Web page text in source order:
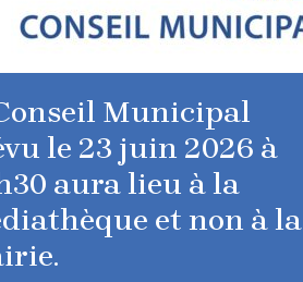
Municipal
le 23 juin 2026 à
aura lieu à la
et non à la